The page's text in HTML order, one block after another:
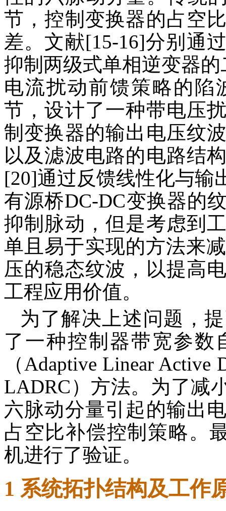
节，控制变换器的占空
差。文献[15-16]分别通
抑制两级式单相逆变器
电流扰动前馈策略的陷
节，设计了一种带电压
制变换器的输出电压纹
以及滤波电路的电路结
[20]通过反馈线性化与输
有源桥DC-DC变换器的
抑制脉动，但是考虑到
单且易于实现的方法来
压的稳态纹波，以提高
工程应用价值。
为了解决上述问题，
了一种控制器带宽参数
（Adaptive Linear Active
LADRC）方法。为了减
六脉动分量引起的输出
占空比补偿控制策略。
机进行了验证。
1 系统拓扑结构及工作